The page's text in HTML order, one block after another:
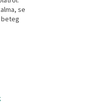
se
beteg